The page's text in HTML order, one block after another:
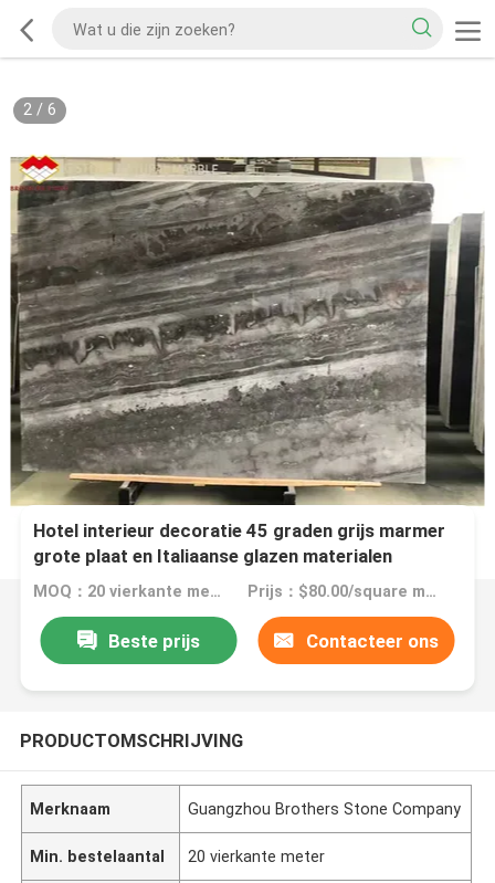
2/ 6
Hotel interieur decoratie 45 graden grijs marmer
grote plaat en Italiaanse glazen materialen
MOQ：20 vierkante meter Prijs：$80.00/square meters 20-199 square meters
Beste prijs Contacteer ons
PRODUCTOMSCHRIJVING
Merknaam Guangzhou Brothers Stone Company
Min. bestelaantal 20 vierkante meter